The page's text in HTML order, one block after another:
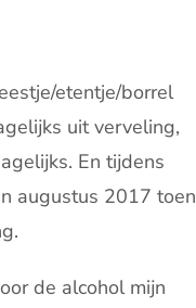
etentje/borrel
uit verveling,
En tijdens
augustus 2017 toen
de alcohol mijn